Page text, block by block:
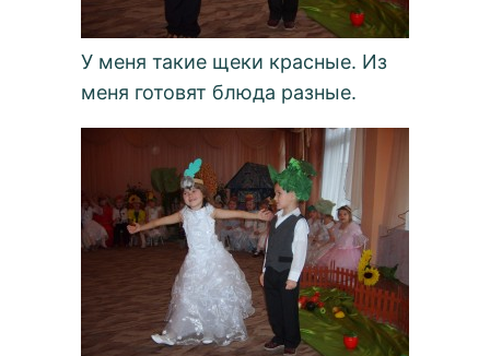
У меня такие щеки красные. Из
меня готовят блюда разные.